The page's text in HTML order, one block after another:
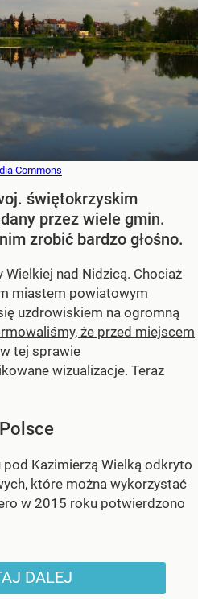
Commons
świętokrzyskim
przez wiele gmin.
zrobić bardzo głośno.
nad Nidzicą. Chociaż
miastem powiatowym
uzdrowiskiem na ogromną
że przed miejscem
tej sprawie
wizualizacje. Teraz
Kazimierzą Wielką odkryto
które można wykorzystać
w 2015 roku potwierdzono
DALEJ